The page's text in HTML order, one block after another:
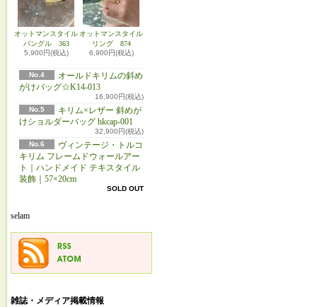
オットマンスタイル
バングル 363
5,900円(税込)
オットマンスタイル
リング 874
6,900円(税込)
No.4
オールドキリムの斜め
がけバッグ☆K14-013
16,900円(税込)
No.5
キリム×レザー 斜めが
けショルダーバッグ hkcap-001
32,900円(税込)
No.6
ヴィンテージ・トルコ
キリム フレームドウォールアー
ト｜ハンドメイド テキスタイル
装飾｜57×20cm
SOLD OUT
selam
雑誌・メディア掲載情報